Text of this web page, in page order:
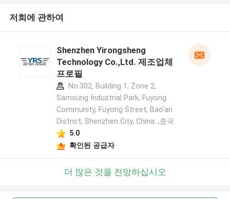
저희에 관하여
Shenzhen Yirongsheng
Technology Co.,Ltd. 제조업체
프로필
No.302, Building 1, Zone 2,
Samsung Industrial Park, Fuyong
Community, Fuyong Street, Bao'an
District, Shenzhen City, China. ,중국
5.0
확인된 공급자
더 많은 것을 전망하십시오